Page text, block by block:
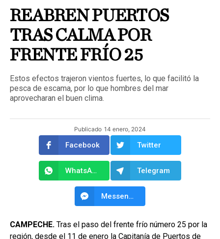
REABREN PUERTOS
TRAS CALMA POR
FRENTE FRÍO 25
Estos efectos trajeron vientos fuertes, lo que facilitó la
pesca de escama, por lo que hombres del mar
aprovecharan el buen clima.
Publicado 14 enero, 2024
Facebook Twitter
WhatsApp Telegram
Messenger
CAMPECHE. Tras el paso del frente frío número 25 por la
región, desde el 11 de enero la Capitanía de Puertos de